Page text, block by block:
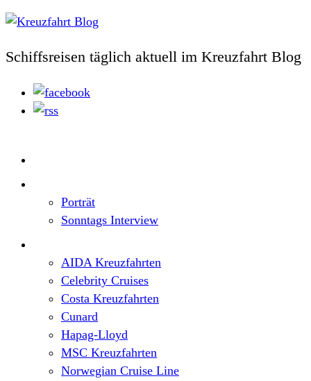
Schiffsreisen täglich aktuell im Kreuzfahrt Blog
Porträt
Sonntags Interview
AIDA Kreuzfahrten
Celebrity Cruises
Costa Kreuzfahrten
Cunard
Hapag-Lloyd
MSC Kreuzfahrten
Norwegian Cruise Line